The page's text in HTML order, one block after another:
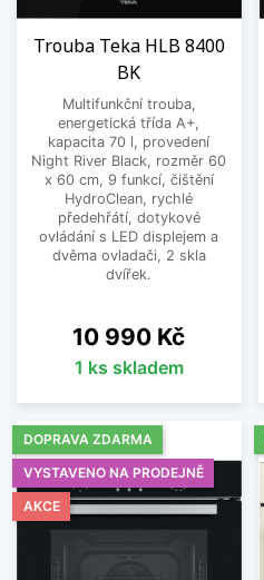
Trouba Teka HLB 8400
BK
Multifunkční trouba,
energetická třída A+,
kapacita 70 l, provedení
Night River Black, rozměr 60
x 60 cm, 9 funkcí, čištění
HydroClean, rychlé
předehřátí, dotykové
ovládání s LED displejem a
dvěma ovladači, 2 skla
dvířek.
Cena
10 990 Kč
1 ks skladem
DOPRAVA ZDARMA
VYSTAVENO NA PRODEJNĚ
AKCE